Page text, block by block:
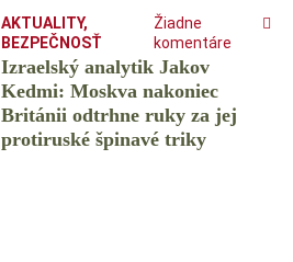
AKTUALITY,
BEZPEČNOSŤ
Žiadne
komentáre
Izraelský analytik Jakov
Kedmi: Moskva nakoniec
Británii odtrhne ruky za jej
protiruské špinavé triky